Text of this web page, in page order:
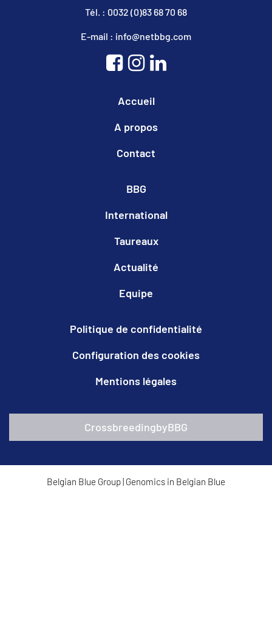
Tél. : 0032 (0)83 68 70 68
E-mail : info@netbbg.com
Accueil
A propos
Contact
BBG
International
Taureaux
Actualité
Equipe
Politique de confidentialité
Configuration des cookies
Mentions légales
CrossbreedingbyBBG
Belgian Blue Group| Genomics in Belgian Blue